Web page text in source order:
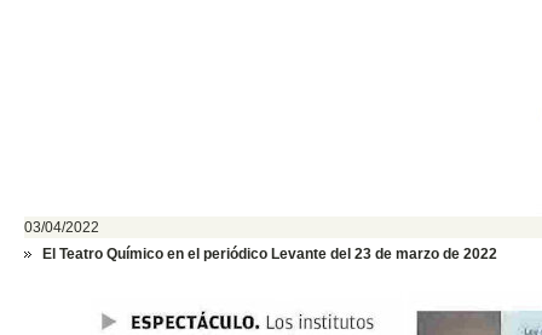
03/04/2022
El Teatro Químico en el periódico Levante del 23 de marzo de 2022